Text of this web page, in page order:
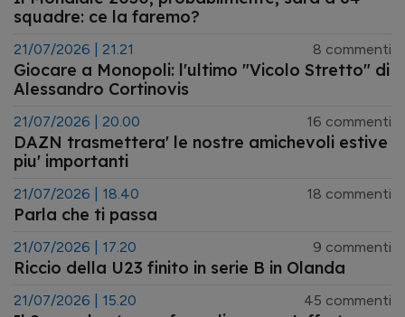
squadre: ce la faremo?
21/07/2026 | 21.21 8 commenti
Giocare a Monopoli: l'ultimo "Vicolo Stretto" di
Alessandro Cortinovis
21/07/2026 | 20.00 16 commenti
DAZN trasmettera' le nostre amichevoli estive
piu' importanti
21/07/2026 | 18.40 18 commenti
Parla che ti passa
21/07/2026 | 17.20 9 commenti
Riccio della U23 finito in serie B in Olanda
21/07/2026 | 15.20 45 commenti